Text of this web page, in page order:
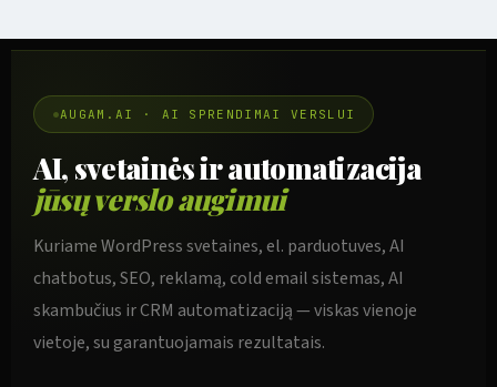
AUGAM.AI · AI SPRENDIMAI VERSLUI
AI, svetainės ir automatizacija
jūsų verslo augimui
Kuriame WordPress svetaines, el. parduotuves, AI
chatbotus, SEO, reklamą, cold email sistemas, AI
skambučius ir CRM automatizaciją — viskas vienoje
vietoje, su garantuojamais rezultatais.